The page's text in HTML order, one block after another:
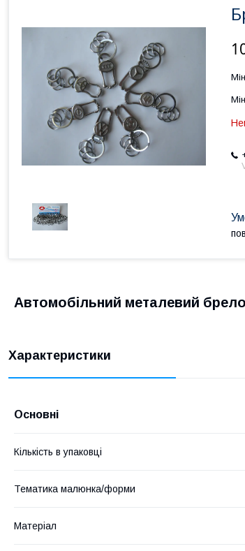
Автомобільний металевий
Характеристики
Основні
Кількість в упаковці
Тематика малюнка/форми
Матеріал